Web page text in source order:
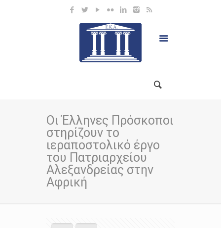
Οι Έλληνες Πρόσκοποι
στηρίζουν το
ιεραποστολικό έργο
του Πατριαρχείου
Αλεξανδρείας στην
Αφρική